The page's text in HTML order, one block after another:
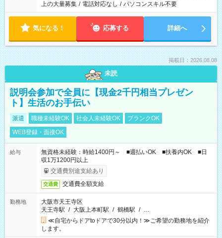
上の大量募集 / 電話対応なし / パソコンスキル不要
気になる！ 応募する 詳細へ
掲載日：2026.08.08
未読
説明会参加で全員に【現金2千円相当プレゼン
ト】生活のお手伝い
派遣 職種未経験OK 社会人未経験OK
ブランクOK
WEB登録・面接OK
給与
無資格未経験：時給1400円～ ■週払いOK ■扶養内OK ■日
収1万1200円以上
交通費別途支給あり
交通費 交通費全額支給
勤務地
大阪市天王寺区
天王寺駅 / 大阪上本町駅 / 鶴橋駅 / …
≪自宅からドアtoドアで30分以内！≫ご希望の勤務地を紹介
します。